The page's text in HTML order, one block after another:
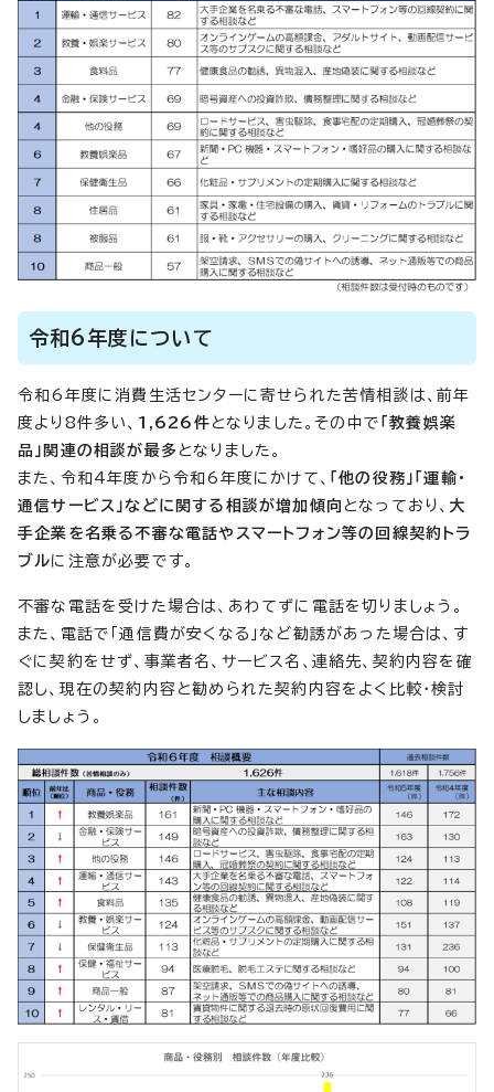
令和6年度について
令和6年度に消費生活センターに寄せられた苦情相談は、前年
度より8件多い、 1,626件 となりました。その中で 「教養娯楽
品」関連の相談が最多 となりました。
また、令和4年度から令和6年度にかけて、 「他の役務」「運輸・
通信サービス」などに関する相談が増加傾向 となっており、 大
手企業を名乗る不審な電話やスマートフォン等の回線契約トラ
ブルに注意が必要です。
不審な電話を受けた場合は、あわてずに電話を切りましょう。
また、電話で「通信費が安くなる」など勧誘があった場合は、す
ぐに契約をせず、事業者名、サービス名、連絡先、契約内容を確
認し、現在の契約内容と勧められた契約内容をよく比較・検討
しましょう。